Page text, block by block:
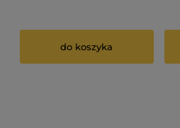
do koszyka